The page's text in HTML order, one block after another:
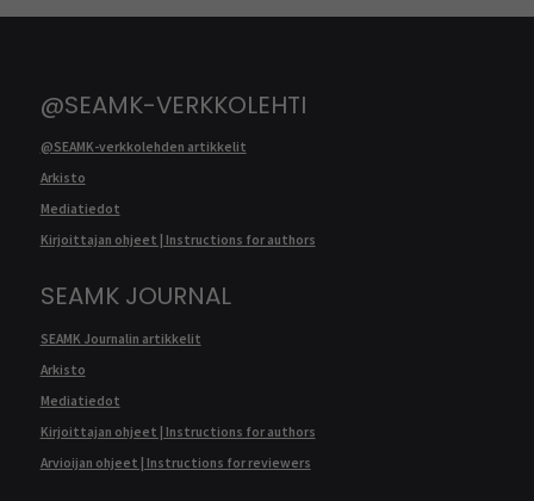
@SEAMK-VERKKOLEHTI
@SEAMK-verkkolehden artikkelit
Arkisto
Mediatiedot
Kirjoittajan ohjeet | Instructions for authors
SEAMK JOURNAL
SEAMK Journalin artikkelit
Arkisto
Mediatiedot
Kirjoittajan ohjeet | Instructions for authors
Arvioijan ohjeet | Instructions for reviewers